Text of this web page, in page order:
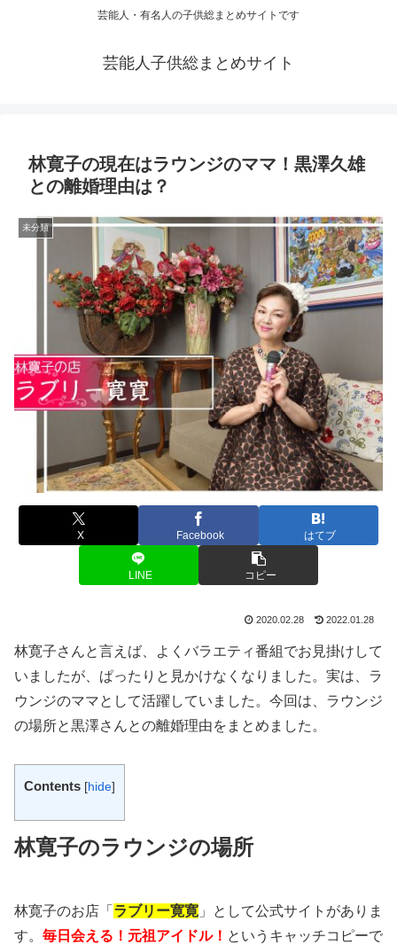
芸能人・有名人の子供総まとめサイトです
芸能人子供総まとめサイト
林寛子の現在はラウンジのママ！黒澤久雄
との離婚理由は？
未分類
X Facebook はてブ
LINE コピー
2020.02.28 2022.01.28
林寛子さんと言えば、よくバラエティ番組でお見掛けして
いましたが、ぱったりと見かけなくなりました。実は、ラ
ウンジのママとして活躍していました。今回は、ラウンジ
の場所と黒澤さんとの離婚理由をまとめました。
Contents [hide]
林寛子のラウンジの場所
林寛子のお店「 ラブリー寛寛 」として公式サイトがありま
す。 毎日会える！元祖アイドル！ というキャッチコピーで